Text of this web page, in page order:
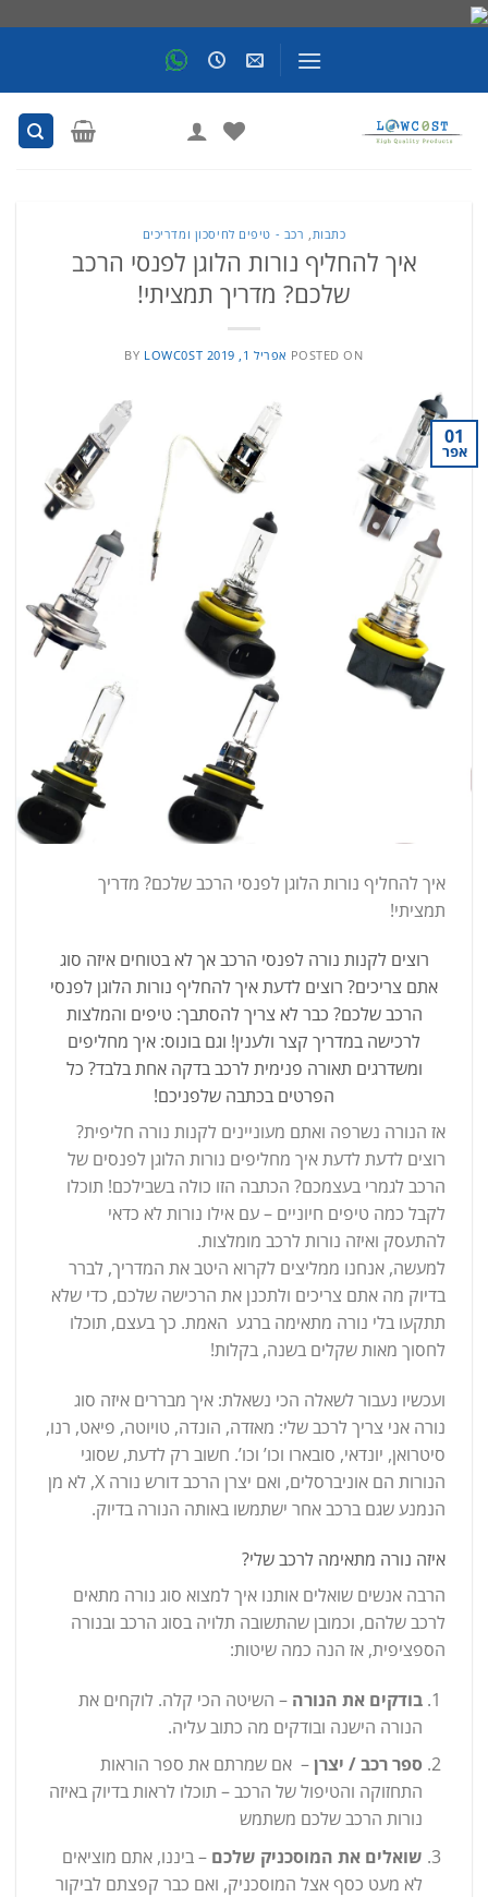
כתבות, רכב - טיפים לחיסכון ומדריכים
איך להחליף נורות הלוגן לפנסי הרכב
שלכם? מדריך תמציתי!
POSTED ON אפריל 1, 2019 BY LOWC0ST
01
אפר
איך להחליף נורות הלוגן לפנסי הרכב שלכם? מדריך
תמציתי!
רוצים לקנות נורה לפנסי הרכב אך לא בטוחים איזה סוג
אתם צריכים? רוצים לדעת איך להחליף נורות הלוגן לפנסי
הרכב שלכם? כבר לא צריך להסתבך: טיפים והמלצות
לרכישה במדריך קצר ולענין! וגם בונוס: איך מחליפים
ומשדרגים תאורה פנימית לרכב בדקה אחת בלבד? כל
הפרטים בכתבה שלפניכם!
אז הנורה נשרפה ואתם מעוניינים לקנות נורה חליפית?
רוצים לדעת לדעת איך מחליפים נורות הלוגן לפנסים של
הרכב לגמרי בעצמכם? הכתבה הזו כולה בשבילכם! תוכלו
לקבל כמה טיפים חיוניים – עם אילו נורות לא כדאי
להתעסק ואיזה נורות לרכב מומלצות.
למעשה, אנחנו ממליצים לקרוא היטב את המדריך, לברר
בדיוק מה אתם צריכים ולתכנן את הרכישה שלכם, כדי שלא
תתקעו בלי נורה מתאימה ברגע האמת. כך בעצם, תוכלו
לחסוך מאות שקלים בשנה, בקלות!
ועכשיו נעבור לשאלה הכי נשאלת: איך מבררים איזה סוג
נורה אני צריך לרכב שלי: מאזדה, הונדה, טויוטה, פיאט, רנו,
סיטרואן, יונדאי, סובארו וכו’ וכו’. חשוב רק לדעת, שסוגי
הנורות הם אוניברסלים, ואם יצרן הרכב דורש נורה X, לא מן
הנמנע שגם ברכב אחר ישתמשו באותה הנורה בדיוק.
איזה נורה מתאימה לרכב שלי?
הרבה אנשים שואלים אותנו איך למצוא סוג נורה מתאים
לרכב שלהם, וכמובן שהתשובה תלויה בסוג הרכב ובנורה
הספציפית, אז הנה כמה שיטות:
בודקים את הנורה – השיטה הכי קלה. לוקחים את
הנורה הישנה ובודקים מה כתוב עליה.
ספר רכב / יצרן– אם שמרתם את ספר הוראות
התחזוקה והטיפול של הרכב – תוכלו לראות בדיוק באיזה
נורות הרכב שלכם משתמש
שואלים את המוסכניק שלכם – ביננו, אתם מוציאים
לא מעט כסף אצל המוסכניק, ואם כבר קפצתם לביקור